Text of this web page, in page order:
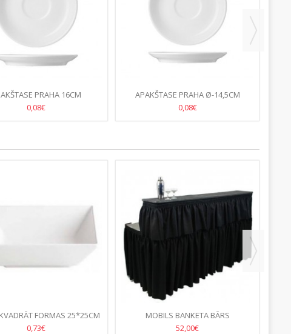
PRAHA 16CM
0,08€
APAKŠTASE PRAHA Ø-14,5CM
0,08€
FORMAS 25*25CM
0,73€
MOBILS BANKETA BĀRS
52,00€